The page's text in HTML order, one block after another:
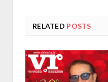
RELATED POSTS